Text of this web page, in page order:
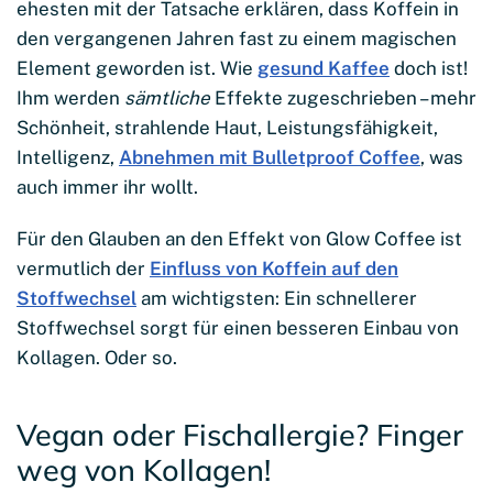
ehesten mit der Tatsache erklären, dass Koffein in
den vergangenen Jahren fast zu einem magischen
Element geworden ist. Wie gesund Kaffee doch ist!
Ihm werden sämtliche Effekte zugeschrieben – mehr
Schönheit, strahlende Haut, Leistungsfähigkeit,
Intelligenz, Abnehmen mit Bulletproof Coffee, was
auch immer ihr wollt.
Für den Glauben an den Effekt von Glow Coffee ist
vermutlich der Einfluss von Koffein auf den
Stoffwechsel am wichtigsten: Ein schnellerer
Stoffwechsel sorgt für einen besseren Einbau von
Kollagen. Oder so.
Vegan oder Fischallergie? Finger
weg von Kollagen!